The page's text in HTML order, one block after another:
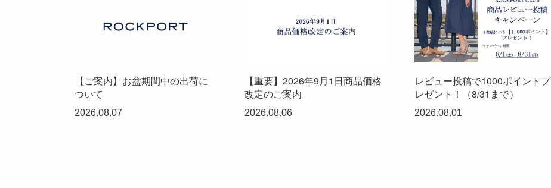
【ご案内】お盆期間中の出荷に
ついて
2026.08.07
【重要】2026年9月1日商品価格
改定のご案内
2026.08.06
レビュー投稿で1000ポイントプ
レゼント！（8/31まで）
2026.08.01